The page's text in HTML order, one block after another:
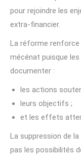
pour rejoindre les
extra-financier.
La réforme renforce
mécénat puisque
documenter :
les actions
leurs objectifs ;
et les effets
La suppression de
pas les possibilités